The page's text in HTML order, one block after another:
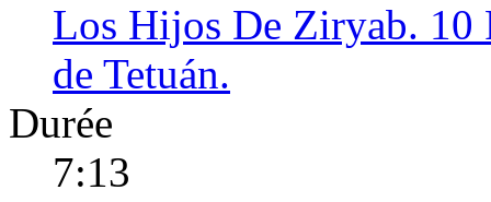
Los Hijos De Ziryab. 10
de Tetuán.
Durée
7:13